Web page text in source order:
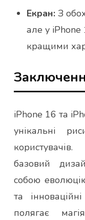
Екран: З
але у iPhone
кращими
iPhone 16 та
унікальні
базовий
собою
та
полягає